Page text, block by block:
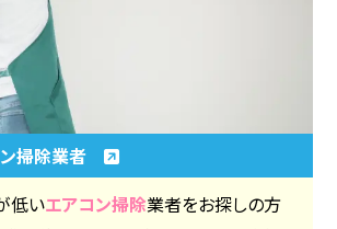
ン掃除業者
低いエアコン掃除業者をお探しの方